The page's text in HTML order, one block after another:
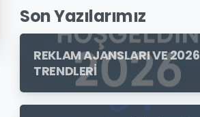
Son Yazılarımız
REKLAM AJANSLARI VE 2026
TRENDLERİ